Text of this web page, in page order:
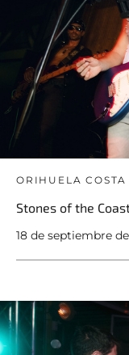
ORIHUELA COSTA
Stones of the
18 de septiembre